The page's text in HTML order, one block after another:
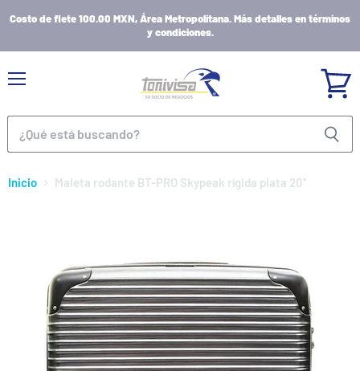
Costo de flete 100.00 MXN, Área Metropolitana. Más detalles en términos
y condiciones.
carrito
Inicio Maleta rodante BT-PRO Skypeak rígida plata 20''